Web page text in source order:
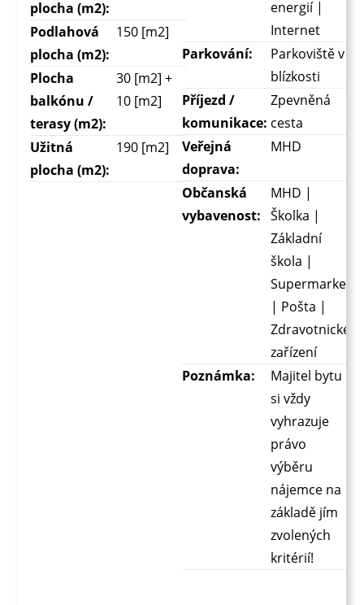
plocha (m2):
Podlahová
plocha (m2):
150 [m2]
Plocha
balkónu /
terasy (m2):
30 [m2] +
10 [m2]
Užitná
plocha (m2):
190 [m2]
energií |
Internet
Parkování:
Parkoviště v
blízkosti
Příjezd /
komunikace:
Zpevněná
cesta
Veřejná
doprava:
MHD
Občanská
vybavenost:
MHD |
Školka |
Základní
škola |
Supermarket
| Pošta |
Zdravotnické
zařízení
Poznámka:
Majitel bytu
si vždy
vyhrazuje
právo
výběru
nájemce na
základě jím
zvolených
kritérií!